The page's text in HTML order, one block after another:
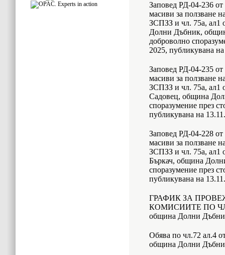
Заповед РД-04-236 от
масиви за ползване
ЗСПЗЗ и чл. 75а, ал1
Долни Дъбник,
доброволно
2025, публикувана
Заповед РД-04-235 от
масиви за ползване
ЗСПЗЗ и чл. 75а, ал1
Садовец, община
споразумение през
публикувана на
Заповед РД-04-228 от
масиви за ползване
ЗСПЗЗ и чл. 75а, ал1
Бъркач, община
споразумение през
публикувана на
ГРАФИК ЗА
КОМИСИИТЕ ПО
община Долни
Обява по чл.72 ал.4
община Долни